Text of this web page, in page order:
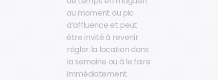
au moment du pic
d’affluence et peut
être invité à revenir
régler la location dans
la semaine ou à le faire
immédiatement.